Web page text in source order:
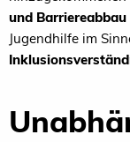
und Barriereabbau
Jugendhilfe im